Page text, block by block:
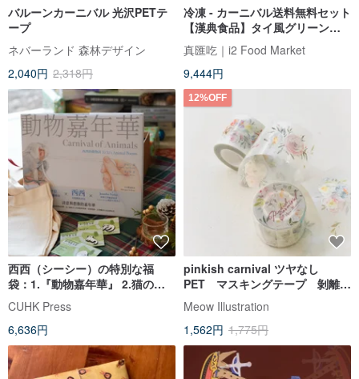
バルーンカーニバル 光沢PETテ
ープ
ネバーランド 森林デザイン
2,040円 2,318円
冷凍 - カーニバル送料無料セット
【漢典食品】タイ風グリーンカ
レー270g (タイ式) | 618
真匯吃｜i2 Food Market
9,444円
西西（シーシー）の特別な福
袋：1.『動物嘉年華』 2.猫の布
製エコバッグ 3.猫のピンバッジ
（3種セット）
CUHK Press
6,636円
12%OFF
pinkish carnival ツヤなし
PET マスキングテープ 剝離紙
付 特殊インク
Meow Illustration
1,562円 1,775円